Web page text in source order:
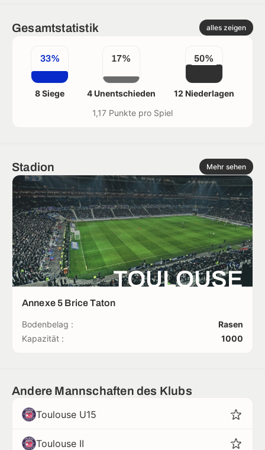
Gesamtstatistik alles zeigen
33%
8 Siege
17%
4 Unentschieden
50%
12 Niederlagen
1,17 Punkte pro Spiel
Stadion Mehr sehen
TOULOUSE
Annexe 5 Brice Taton
Bodenbelag :
Rasen
Kapazität :
1000
Andere Mannschaften des Klubs
Toulouse U15
Toulouse II